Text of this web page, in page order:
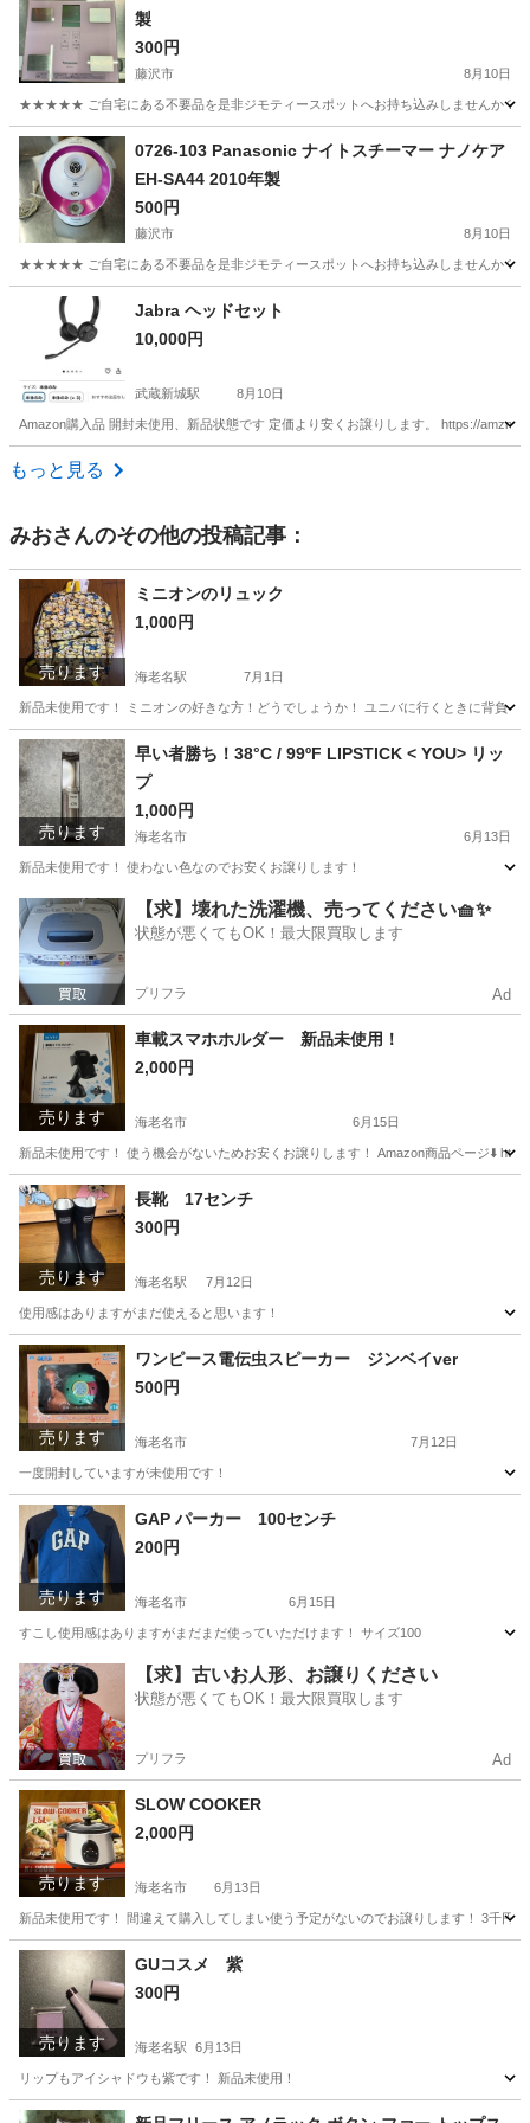
製
300円
藤沢市 8月10日
★★★★★ ご自宅にある不要品を是非ジモティースポットへお持ち込みしませんか？
神奈川 藤沢市 0726-103 Panasonic ナイトスチーマー ナノケア
EH-SA44 2010年製
500円
藤沢市 8月10日
★★★★★ ご自宅にある不要品を是非ジモティースポットへお持ち込みしませんか？
神奈川 藤沢市 ナノケア
Jabra ヘッドセット
10,000円
武蔵新城駅 8月10日
Amazon購入品 開封未使用、新品状態です 定価より安くお譲りします。 https://
神奈川 川崎市
もっと見る
みおさんのその他の投稿記事：
売ります
ミニオンのリュック
1,000円
海老名駅 7月1日
新品未使用です！ ミニオンの好きな方！どうでしょうか！ ユニバに行くときに背負っ
神奈川 海老名市 海老名駅
売ります
早い者勝ち！38°C / 99ºF LIPSTICK < YOU> リッ
プ
1,000円
海老名市 6月13日
新品未使用です！ 使わない色なのでお安くお譲りします！
神奈川 海老名市 コスメ/ヘルスケア YOU
【求】壊れた洗濯機、売ってください🧺✨
状態が悪くてもOK！最大限買取します
プリフラ Ad
売ります
車載スマホホルダー 新品未使用！
2,000円
海老名市 6月15日
新品未使用です！ 使う機会がないためお安くお譲りします！ Amazon商品ページ⬇️
神奈川 海老名市 車のパーツ
売ります
長靴 17センチ
300円
海老名駅 7月12日
使用感はありますがまだ使えると思います！
神奈川 海老名市 海老名駅 キッズ用品
売ります
ワンピース電伝虫スピーカー ジンベイver
500円
海老名市 7月12日
一度開封していますが未使用です！
神奈川 海老名市 おもちゃ
売ります
GAP パーカー 100センチ
200円
海老名市 6月15日
すこし使用感はありますがまだまだ使っていただけます！ サイズ100
神奈川 海老名市 キッズ用品
【求】古いお人形、お譲りください
状態が悪くてもOK！最大限買取します
プリフラ Ad
売ります
SLOW COOKER
2,000円
海老名市 6月13日
新品未使用です！ 間違えて購入してしまい使う予定がないのでお譲りします！ 3千円
神奈川 海老名市 キッチン家電
売ります
GUコスメ 紫
300円
海老名駅 6月13日
リップもアイシャドウも紫です！ 新品未使用！
神奈川 海老名市 海老名駅 化粧品 新品